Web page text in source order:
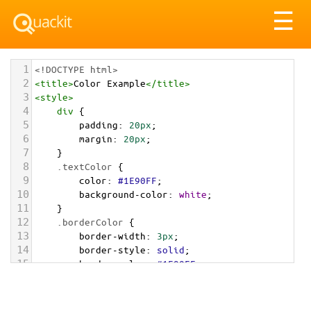
☰
1 <!DOCTYPE html>
2 <title>Color Example</title>
3 <style>
4 div {
5 padding: 20px;
6 margin: 20px;
7 }
8 .textColor {
9 color: #1E90FF;
10 background-color: white;
11 }
12 .borderColor {
13 border-width: 3px;
14 border-style: solid;
15 border-color: #1E90FF;